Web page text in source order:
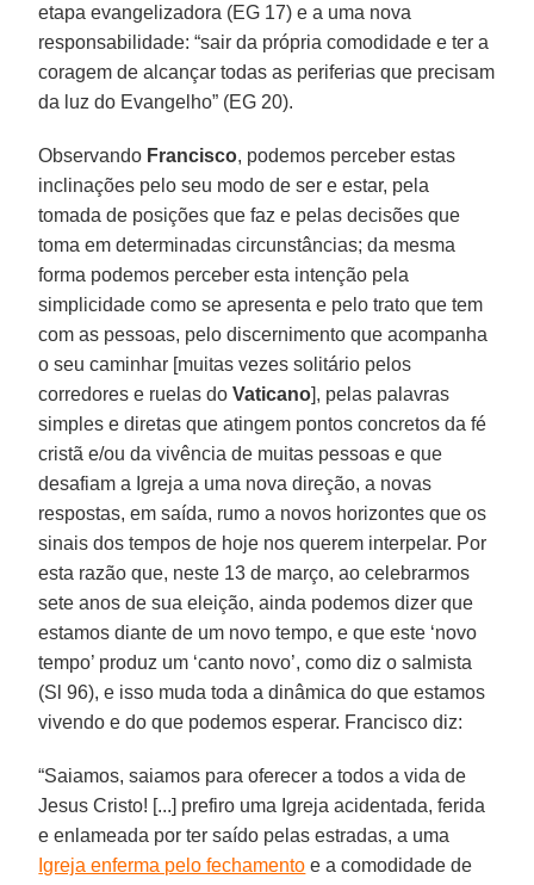
etapa evangelizadora (EG 17) e a uma nova
responsabilidade: “sair da própria comodidade e ter a
coragem de alcançar todas as periferias que precisam
da luz do Evangelho” (EG 20).
Observando Francisco, podemos perceber estas
inclinações pelo seu modo de ser e estar, pela
tomada de posições que faz e pelas decisões que
toma em determinadas circunstâncias; da mesma
forma podemos perceber esta intenção pela
simplicidade como se apresenta e pelo trato que tem
com as pessoas, pelo discernimento que acompanha
o seu caminhar [muitas vezes solitário pelos
corredores e ruelas doVaticano], pelas palavras
simples e diretas que atingem pontos concretos da fé
cristã e/ou da vivência de muitas pessoas e que
desafiam a Igreja a uma nova direção, a novas
respostas, em saída, rumo a novos horizontes que os
sinais dos tempos de hoje nos querem interpelar. Por
esta razão que, neste 13 de março, ao celebrarmos
sete anos de sua eleição, ainda podemos dizer que
estamos diante de um novo tempo, e que este ‘novo
tempo’ produz um ‘canto novo’, como diz o salmista
(Sl 96), e isso muda toda a dinâmica do que estamos
vivendo e do que podemos esperar. Francisco diz:
“Saiamos, saiamos para oferecer a todos a vida de
Jesus Cristo! [...] prefiro uma Igreja acidentada, ferida
e enlameada por ter saído pelas estradas, a uma
Igreja enferma pelo fechamento e a comodidade de